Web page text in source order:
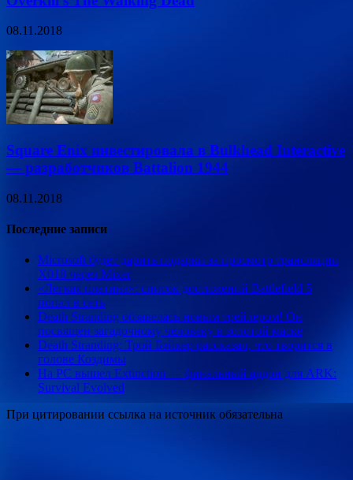
08.11.2018
Square Enix инвестировала в Bulkhead Interactive
— разработчиков Battalion 1944
08.11.2018
Последние записи
Microsoft будет дарить подарки за просмотр трансляции
X018 через Mixer
«Легкая платина»: список достижений Battlefield 5
попал в сеть
Death Stranding обзавелась новым трейлером! Он
посвящен загадочному человеку в золотой маске
Death Stranding: Трой Бэйкер рассказал, что творится в
голове Коздимы
На PC вышел Extinction — финальный аддон для ARK:
Survival Evolved
При цитировании ссылка на источник обязательна